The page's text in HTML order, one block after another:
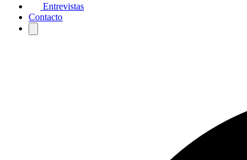
Entrevistas
Contacto